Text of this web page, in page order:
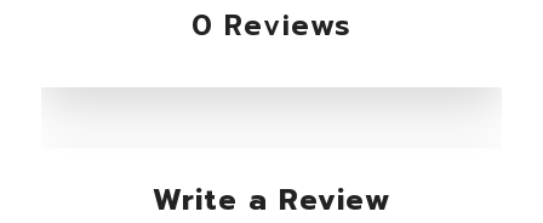
0 Reviews
Write a Review